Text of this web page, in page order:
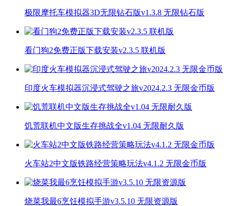
极限摩托车模拟器3D无限钻石版v1.3.8 无限钻石版
看门狗2免费正版下载安装v2.3.5 联机版
印度火车模拟器沉浸式驾驶之旅v2024.2.3 无限金币版
饥荒联机中文版生存挑战全v1.04 无限耐久版
火车站2中文版铁路经营策略玩法v4.1.2 无限金币版
烧菜我最6烹饪模拟手游v3.5.10 无限资源版